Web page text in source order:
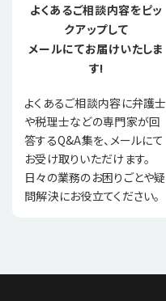
よくあるご相談内容をピッ
クアップして
メールにてお届けいたしま
す!
よくあるご相談内容に弁護士
や税理士などの専門家が回
答するQ&A集を、メールにて
お受け取りいただけます。
日々の業務のお困りごとや疑
問解決にお役立てください。